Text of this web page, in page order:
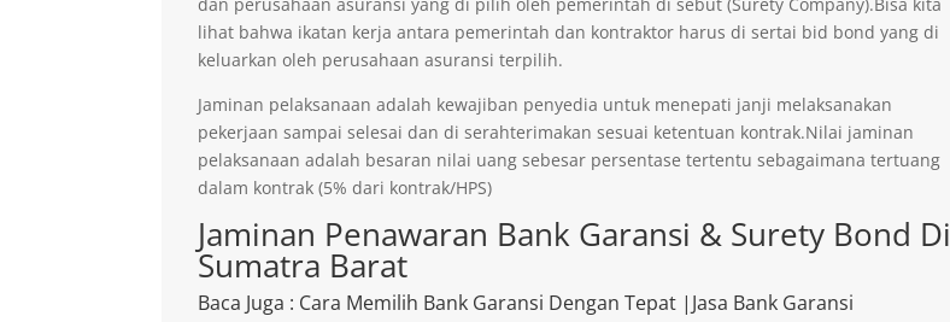
lihat bahwa ikatan kerja antara pemerintah dan kontraktor harus di sertai bid bond yang di
keluarkan oleh perusahaan asuransi terpilih.
Jaminan pelaksanaan adalah kewajiban penyedia untuk menepati janji melaksanakan
pekerjaan sampai selesai dan di serahterimakan sesuai ketentuan kontrak.Nilai jaminan
pelaksanaan adalah besaran nilai uang sebesar persentase tertentu sebagaimana tertuang
dalam kontrak (5% dari kontrak/HPS)
Jaminan Penawaran Bank Garansi & Surety Bond Di
Sumatra Barat
Baca Juga : Cara Memilih Bank Garansi Dengan Tepat |Jasa Bank Garansi